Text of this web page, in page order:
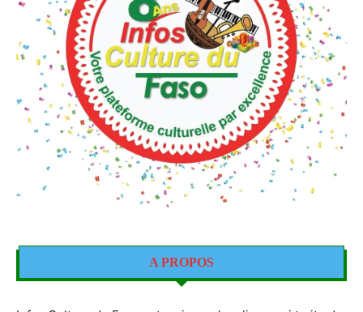
A PROPOS